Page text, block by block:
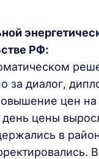
РФ:
за диалог,
цен на
день цены
в